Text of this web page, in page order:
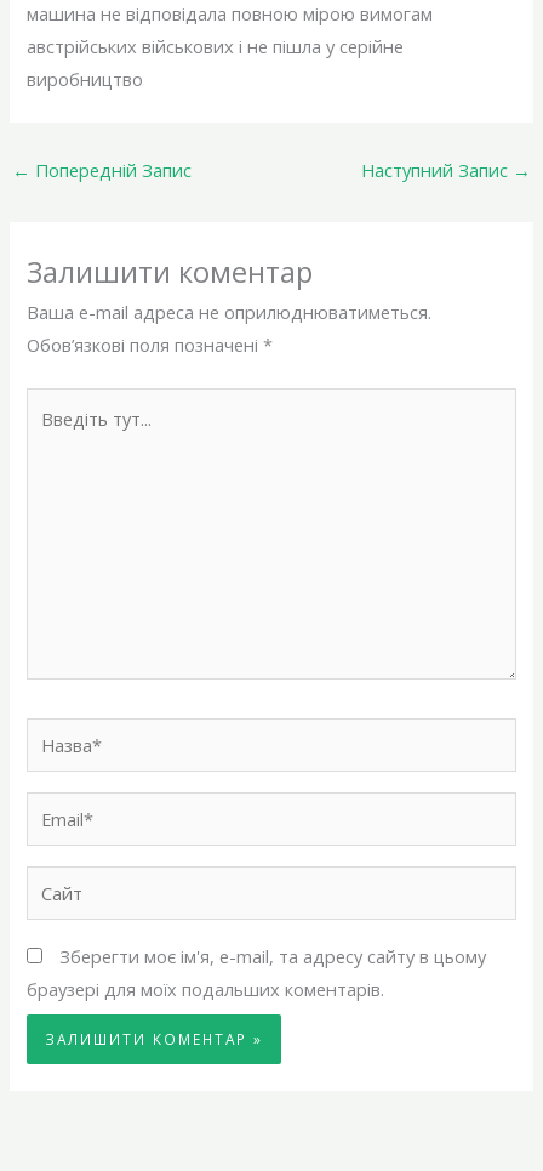
машина не відповідала повною мірою вимогам
австрійських військових і не пішла у серійне
виробництво
← Попередній Запис Наступний Запис →
Залишити коментар
Ваша e-mail адреса не оприлюднюватиметься.
Обов’язкові поля позначені*
Зберегти моє ім'я, e-mail, та адресу сайту в цьому
браузері для моїх подальших коментарів.